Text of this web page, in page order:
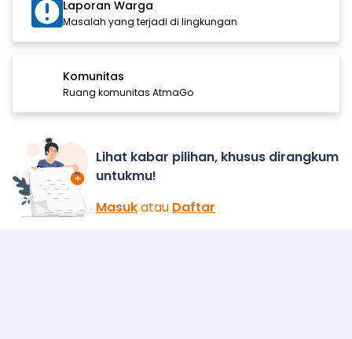
Laporan Warga
Masalah yang terjadi di lingkungan
Komunitas
Ruang komunitas AtmaGo
Lihat kabar pilihan, khusus dirangkum
untukmu!
Masukatau Daftar